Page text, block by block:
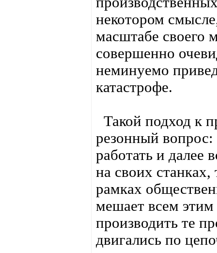
некотором
масштабе своего
совершенно
неминуемо
катастрофе.
Такой подход к
резонный
работать и далее
на своих
рамках
мешает всем
производить те
двигались по